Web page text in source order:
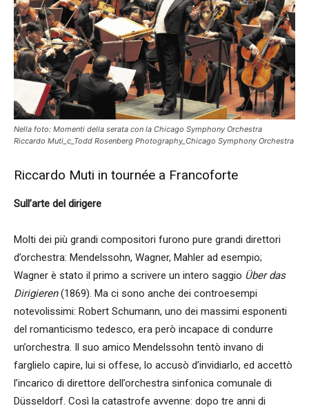
Nella foto: Momenti della serata con la Chicago Symphony Orchestra
Riccardo Muti_c_Todd Rosenberg Photography_Chicago Symphony Orchestra
Riccardo Muti in tournée a Francoforte
Sull’arte del dirigere
Molti dei più grandi compositori furono pure grandi direttori
d’orchestra: Mendelssohn, Wagner, Mahler ad esempio;
Wagner è stato il primo a scrivere un intero saggio Über das
Dirigieren(1869). Ma ci sono anche dei controesempi
notevolissimi: Robert Schumann, uno dei massimi esponenti
del romanticismo tedesco, era però incapace di condurre
un’orchestra. Il suo amico Mendelssohn tentò invano di
farglielo capire, lui si offese, lo accusò d’invidiarlo, ed accettò
l’incarico di direttore dell’orchestra sinfonica comunale di
Düsseldorf. Così la catastrofe avvenne: dopo tre anni di